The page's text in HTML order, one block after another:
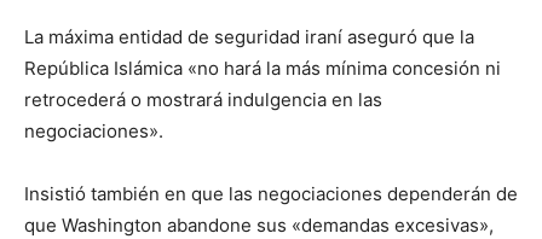
La máxima entidad de seguridad iraní aseguró que la
República Islámica «no hará la más mínima concesión ni
retrocederá o mostrará indulgencia en las
negociaciones».
Insistió también en que las negociaciones dependerán de
que Washington abandone sus «demandas excesivas»,